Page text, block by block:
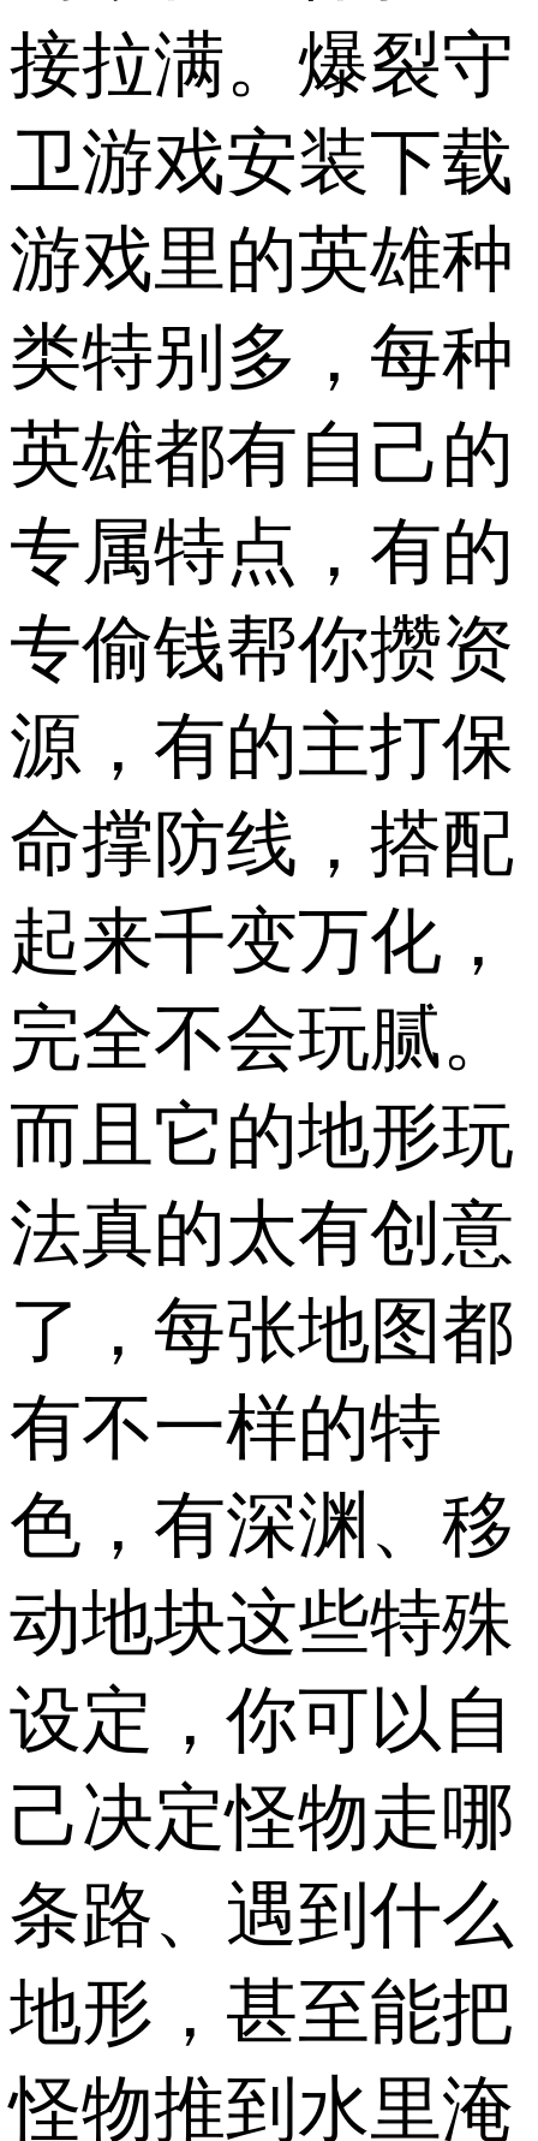
接拉满。爆裂守
卫游戏安装下载
游戏里的英雄种
类特别多，每种
英雄都有自己的
专属特点，有的
专偷钱帮你攒资
源，有的主打保
命撑防线，搭配
起来千变万化，
完全不会玩腻。
而且它的地形玩
法真的太有创意
了，每张地图都
有不一样的特
色，有深渊、移
动地块这些特殊
设定，你可以自
己决定怪物走哪
条路、遇到什么
地形，甚至能把
怪物推到水里淹